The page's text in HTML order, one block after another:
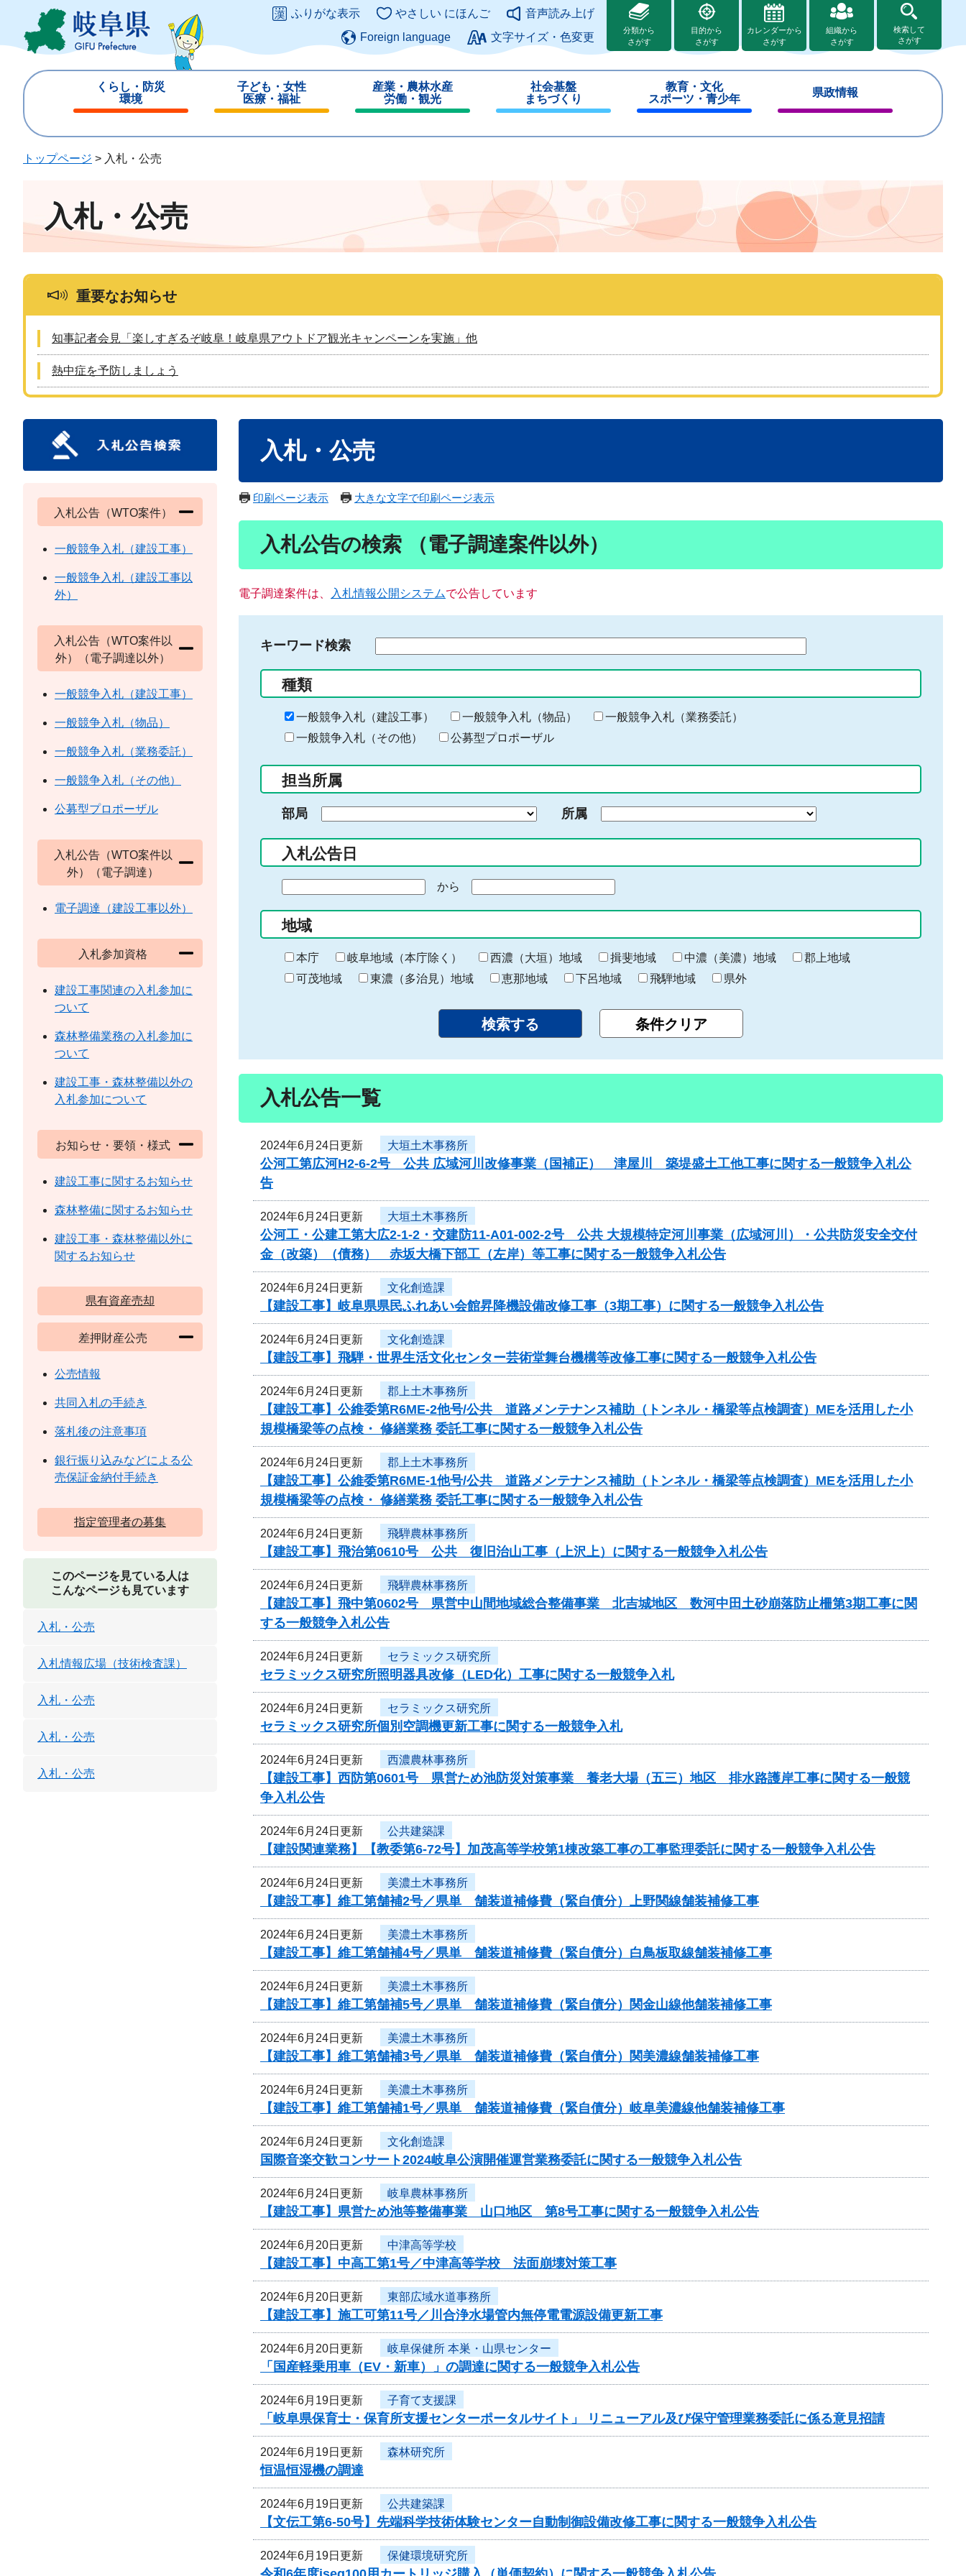
ジ
ュ
このページの本文へ
ふりがな表示 やさしい にほんご
音声読み上げ
Foreign language
文字サイズ・色変更
分類から
さがす
目的から
さがす
カレンダーから
さがす
組織から
さがす
検索して
さがす
くらし・防災
環境
じ
子ども・女性
医療・福祉
じ
産業・農林水産
労働・観光
じ
社会基盤
まちづくり
じ
教育・文化
スポーツ・青少年
じ
県政情報
じ
トップページ > 入札・公売
入札・公売
重要なお知らせ
知事記者会見「楽しすぎるぞ岐阜！岐阜県アウトドア観光キャンペーンを実施」他
熱中症を予防しましょう
入札・公売
印刷ページ表示 大きな文字で印刷ページ表示
入札公告の検索 （電子調達案件以外）
電子調達案件は、 入札情報公開システムで公告しています
キーワード検索
る
キ
ー
ー
入
力
種類
一般競争入札（建設工事） 一般競争入札（物品）
一般競争入札（業務委託）
一般競争入札（その他）
公募型プロポーザル
担当所属
部局 所属
入札公告日
の
始
ま
り
から
終
わ
り
地域
本庁 岐阜地域（本庁除く） 西濃（大垣）地域 揖斐地域 中濃（美濃）地域
郡上地域
可茂地域
東濃（多治見）地域 恵那地域 下呂地域 飛騨地域 県外
入札公告一覧
2024年6月24日更新 大垣土木事務所
公河工第広河H2-6-2号 公共 広域河川改修事業（国補正） 津屋川 築堤盛土工他工事に関する一般競争入札公
告
2024年6月24日更新 大垣土木事務所
公河工・公建工第大広2-1-2・交建防11-A01-002-2号 公共 大規模特定河川事業（広域河川）・公共防災安全交付
金（改築）（債務） 赤坂大橋下部工（左岸）等工事に関する一般競争入札公告
2024年6月24日更新 文化創造課
【建設工事】岐阜県県民ふれあい会館昇降機設備改修工事（3期工事）に関する一般競争入札公告
2024年6月24日更新 文化創造課
【建設工事】飛騨・世界生活文化センター芸術堂舞台機構等改修工事に関する一般競争入札公告
2024年6月24日更新 郡上土木事務所
【建設工事】公維委第R6ME-2他号/公共 道路メンテナンス補助（トンネル・橋梁等点検調査）MEを活用した小
規模橋梁等の点検・ 修繕業務 委託工事に関する一般競争入札公告
2024年6月24日更新 郡上土木事務所
【建設工事】公維委第R6ME-1他号/公共 道路メンテナンス補助（トンネル・橋梁等点検調査）MEを活用した小
規模橋梁等の点検・ 修繕業務 委託工事に関する一般競争入札公告
2024年6月24日更新 飛騨農林事務所
【建設工事】飛治第0610号 公共 復旧治山工事（上沢上）に関する一般競争入札公告
2024年6月24日更新 飛騨農林事務所
【建設工事】飛中第0602号 県営中山間地域総合整備事業 北吉城地区 数河中田土砂崩落防止柵第3期工事に関
する一般競争入札公告
2024年6月24日更新 セラミックス研究所
セラミックス研究所照明器具改修（LED化）工事に関する一般競争入札
2024年6月24日更新 セラミックス研究所
セラミックス研究所個別空調機更新工事に関する一般競争入札
2024年6月24日更新 西濃農林事務所
【建設工事】西防第0601号 県営ため池防災対策事業 養老大場（五三）地区 排水路護岸工事に関する一般競
争入札公告
2024年6月24日更新 公共建築課
【建設関連業務】【教委第6-72号】加茂高等学校第1棟改築工事の工事監理委託に関する一般競争入札公告
2024年6月24日更新 美濃土木事務所
【建設工事】維工第舗補2号／県単 舗装道補修費（緊自債分）上野関線舗装補修工事
2024年6月24日更新 美濃土木事務所
【建設工事】維工第舗補4号／県単 舗装道補修費（緊自債分）白鳥板取線舗装補修工事
2024年6月24日更新 美濃土木事務所
【建設工事】維工第舗補5号／県単 舗装道補修費（緊自債分）関金山線他舗装補修工事
2024年6月24日更新 美濃土木事務所
【建設工事】維工第舗補3号／県単 舗装道補修費（緊自債分）関美濃線舗装補修工事
2024年6月24日更新 美濃土木事務所
【建設工事】維工第舗補1号／県単 舗装道補修費（緊自債分）岐阜美濃線他舗装補修工事
2024年6月24日更新 文化創造課
国際音楽交歓コンサート2024岐阜公演開催運営業務委託に関する一般競争入札公告
2024年6月24日更新 岐阜農林事務所
【建設工事】県営ため池等整備事業 山口地区 第8号工事に関する一般競争入札公告
2024年6月20日更新 中津高等学校
【建設工事】中高工第1号／中津高等学校 法面崩壊対策工事
2024年6月20日更新 東部広域水道事務所
【建設工事】施工可第11号／川合浄水場管内無停電電源設備更新工事
2024年6月20日更新 岐阜保健所 本巣・山県センター
「国産軽乗用車（EV・新車）」の調達に関する一般競争入札公告
2024年6月19日更新 子育て支援課
「岐阜県保育士・保育所支援センターポータルサイト」 リニューアル及び保守管理業務委託に係る意見招請
2024年6月19日更新 森林研究所
恒温恒湿機の調達
2024年6月19日更新 公共建築課
【文伝工第6-50号】先端科学技術体験センター自動制御設備改修工事に関する一般競争入札公告
2024年6月19日更新 保健環境研究所
入札公告（WTO案件）
一般競争入札（建設工事）
一般競争入札（建設工事以
外）
入札公告（WTO案件以
外）（電子調達以外）
一般競争入札（建設工事）
一般競争入札（物品）
一般競争入札（業務委託）
一般競争入札（その他）
公募型プロポーザル
入札公告（WTO案件以
外）（電子調達）
電子調達（建設工事以外）
入札参加資格
建設工事関連の入札参加に
ついて
森林整備業務の入札参加に
ついて
建設工事・森林整備以外の
入札参加について
お知らせ・要領・様式
建設工事に関するお知らせ
森林整備に関するお知らせ
建設工事・森林整備以外に
関するお知らせ
県有資産売却
差押財産公売
公売情報
共同入札の手続き
落札後の注意事項
銀行振り込みなどによる公
売保証金納付手続き
指定管理者の募集
このページを見ている人は
こんなページも見ています
入札・公売
入札情報広場（技術検査課）
入札・公売
入札・公売
入札・公売